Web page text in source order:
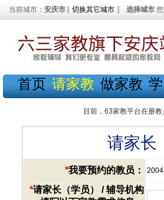
当前城市： 安庆市 [ 切换其它城市 ] 选择城市
首页 请家教 做家教
目前，63家教平台在册教
请家长
*我要预约的教员：
*请家长（学员） / 辅导机构